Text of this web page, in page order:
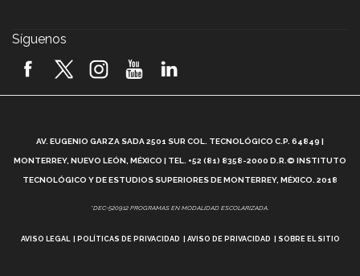
2026! (video)
¿Cómo es el Modelo Educativo Tec? (video)
Vida Tec: Feminismo e Inteligencia Artificial, Paola
Síguenos
AV. EUGENIO GARZA SADA 2501 SUR COL. TECNOLÓGICO C.P. 64849 |
MONTERREY, NUEVO LEÓN, MÉXICO | TEL. +52 (81) 8358-2000 D.R.© INSTITUTO
TECNOLÓGICO Y DE ESTUDIOS SUPERIORES DE MONTERREY, MÉXICO. 2018
*DEC-520912 PROGRAMAS EN MODALIDAD ESCOLARIZADA.
AVISO LEGAL POLÍTICAS DE PRIVACIDAD AVISO DE PRIVACIDAD SOBRE EL SITIO